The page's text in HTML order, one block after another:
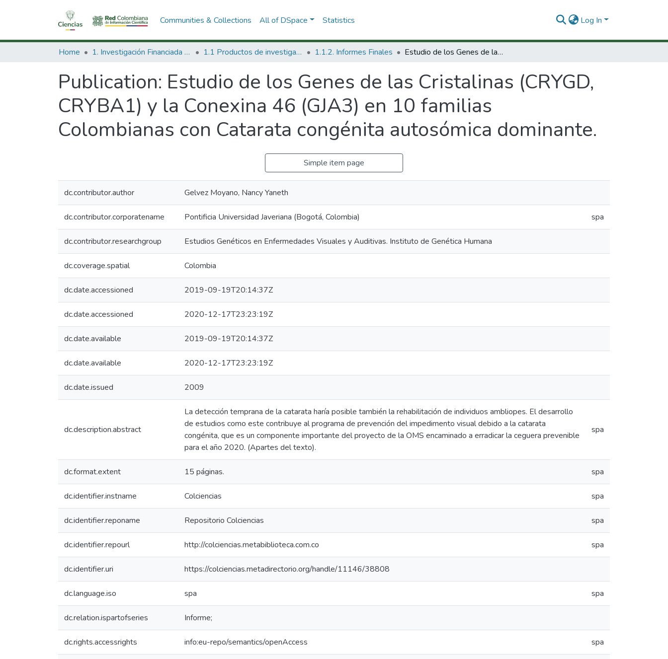
Communities & Collections All of DSpace Statistics Log In
Home 1. Investigación Financiada con Recursos Públicos 1.1 Productos de investigación 1.1.2. Informes Finales Estudio de los Genes de las Cristalinas (CRYGD, CRYBA1) y la Conexina 46 (GJA3) en 10 familias Colombianas con Catarata congénita autosómica dominante.
Publication: Estudio de los Genes de las Cristalinas (CRYGD,
CRYBA1) y la Conexina 46 (GJA3) en 10 familias
Colombianas con Catarata congénita autosómica dominante.
Simple item page
dc.contributor.author Gelvez Moyano, Nancy Yaneth
dc.contributor.corporatename Pontificia Universidad Javeriana (Bogotá, Colombia) spa
dc.contributor.researchgroup Estudios Genéticos en Enfermedades Visuales y Auditivas. Instituto de Genética Humana
dc.coverage.spatial Colombia
dc.date.accessioned 2019-09-19T20:14:37Z
dc.date.accessioned 2020-12-17T23:23:19Z
dc.date.available 2019-09-19T20:14:37Z
dc.date.available 2020-12-17T23:23:19Z
dc.date.issued 2009
dc.description.abstract
La detección temprana de la catarata haría posible también la rehabilitación de individuos ambliopes. El desarrollo
de estudios como este contribuye al programa de prevención del impedimento visual debido a la catarata
congénita, que es un componente importante del proyecto de la OMS encaminado a erradicar la ceguera prevenible
para el año 2020. (Apartes del texto).
spa
dc.format.extent 15 páginas. spa
dc.identifier.instname Colciencias spa
dc.identifier.reponame Repositorio Colciencias spa
dc.identifier.repourl http://colciencias.metabiblioteca.com.co spa
dc.identifier.uri https://colciencias.metadirectorio.org/handle/11146/38808
dc.language.iso spa spa
dc.relation.ispartofseries Informe;
dc.rights.accessrights info:eu-repo/semantics/openAccess spa